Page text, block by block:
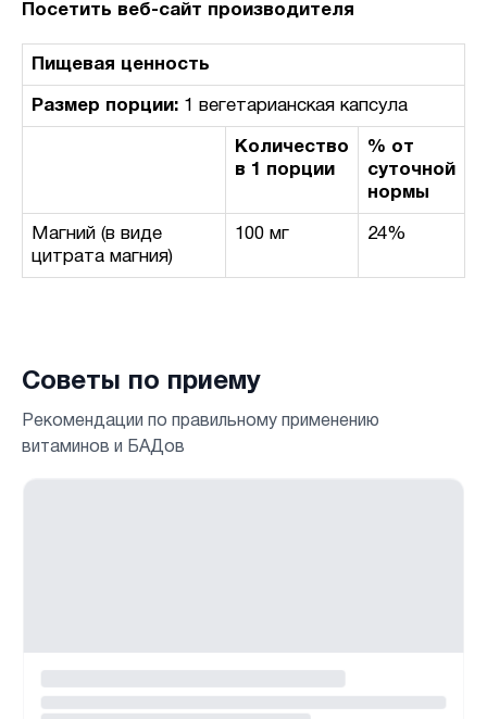
Посетить веб-сайт производителя
Пищевая ценность
Размер порции: 1 вегетарианская капсула
Количество
в 1 порции
% от
суточной
нормы
Магний (в виде
цитрата магния)
100 мг 24%
Советы по приему
Рекомендации по правильному применению
витаминов и БАДов